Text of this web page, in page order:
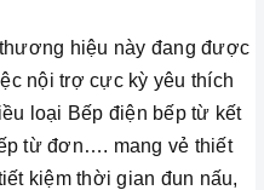
hiệu này đang được
nội trợ cực kỳ yêu thích
loại Bếp điện bếp từ kết
từ đơn…. mang vẻ thiết
kiệm thời gian đun nấu,